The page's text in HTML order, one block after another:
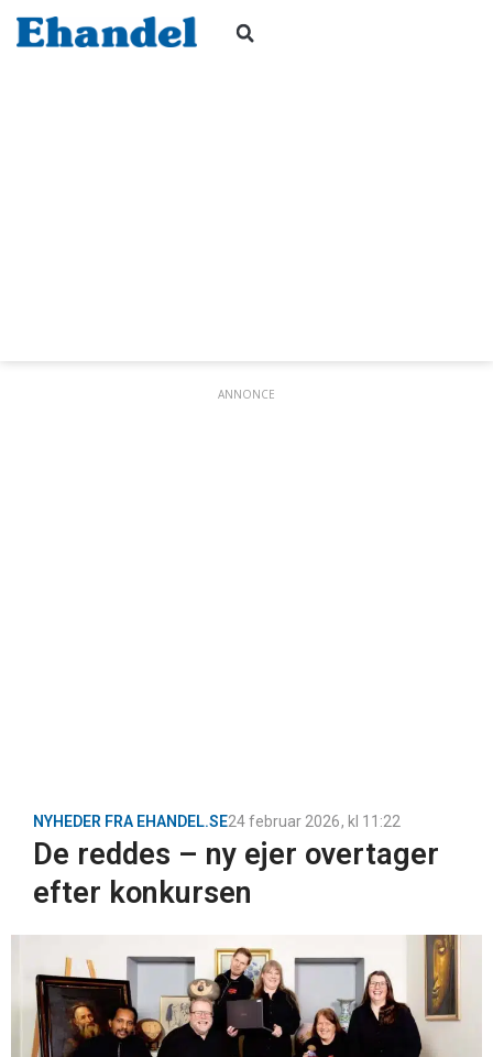
ANNONCE
NYHEDER FRA EHANDEL.SE24 februar 2026, kl 11:22
De reddes – ny ejer overtager
efter konkursen